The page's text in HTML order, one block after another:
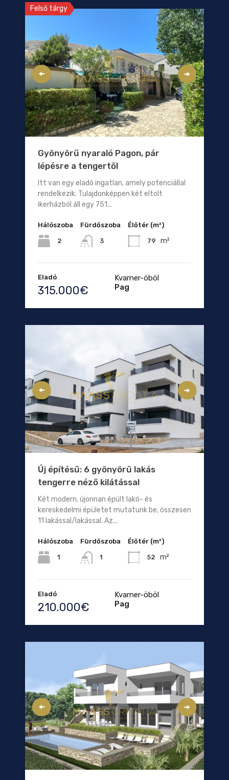
Felső tárgy
Gyönyörű nyaraló Pagon, pár
lépésre a tengertől
Itt van egy eladó ingatlan, amely potenciállal
rendelkezik. Tulajdonképpen két eltolt
ikerházból áll egy 751...
Hálószoba
2
Fürdőszoba
3
Élőtér (m²)
79 m²
Eladó
315.000€
Kvarner-öböl
Pag
Új építésű: 6 gyönyörű lakás
tengerre néző kilátással
Két modern, újonnan épült lakó- és
kereskedelmi épületet mutatunk be, összesen
11 lakással/lakással. Az...
Hálószoba
1
Fürdőszoba
1
Élőtér (m²)
52 m²
Eladó
210.000€
Kvarner-öböl
Pag